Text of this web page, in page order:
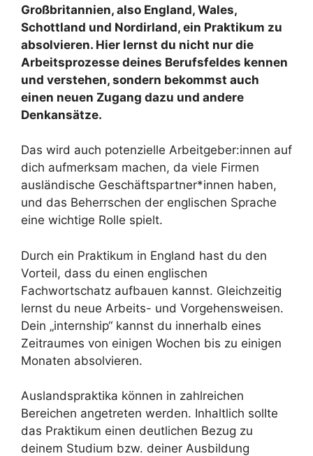
Großbritannien, also England, Wales,
Schottland und Nordirland, ein Praktikum zu
absolvieren. Hier lernst du nicht nur die
Arbeitsprozesse deines Berufsfeldes kennen
und verstehen, sondern bekommst auch
einen neuen Zugang dazu und andere
Denkansätze.
Das wird auch potenzielle Arbeitgeber:innen auf
dich aufmerksam machen, da viele Firmen
ausländische Geschäftspartner*innen haben,
und das Beherrschen der englischen Sprache
eine wichtige Rolle spielt.
Durch ein Praktikum in England hast du den
Vorteil, dass du einen englischen
Fachwortschatz aufbauen kannst. Gleichzeitig
lernst du neue Arbeits- und Vorgehensweisen.
Dein „internship“ kannst du innerhalb eines
Zeitraumes von einigen Wochen bis zu einigen
Monaten absolvieren.
Auslandspraktika können in zahlreichen
Bereichen angetreten werden. Inhaltlich sollte
das Praktikum einen deutlichen Bezug zu
deinem Studium bzw. deiner Ausbildung